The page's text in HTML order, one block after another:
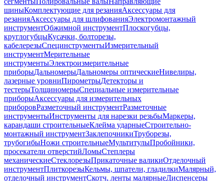
шиныКомплектующие для резанияАксессуары для
резанияАксессуары для шлифованияЭлектромонтажный
инструментОбжимной инструментПлоскогубцы,
круглогубцыКусачки, болторезы,
кабелерезыСпецинструментыИзмерительный
инструментМерительные
инструментыЭлектроизмерительные
приборыДальномерыДальномеры оптическиеНивелиры,
лазерные уровниПирометрыДетекторы и
тестерыТолщиномерыСпециальные измерительные
приборыАксессуары для измерительных
приборовРазметочный инструментРазметочные
инструментыИнструменты для нарезки резьбыМаркеры,
карандаши строительныеКлейма ударныеСтроительно-
монтажный инструментЗаклепочникиТруборезы,
трубогибыНожи строительныеМультитулыПробойники,
просекатели отверстийЛомыСтеплеры
механическиеСтеклорезыПрикаточные валикиОтделочный
инструментПлиткорезыКельмы, шпатели, гладилкиМалярный,
отделочный инструментСкотч, ленты малярныеДиспенсеры